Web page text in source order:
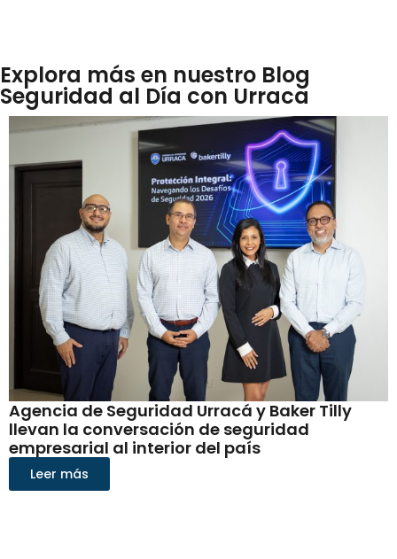
Explora más en nuestro Blog
Seguridad al Día con Urraca
Agencia de Seguridad Urracá y Baker Tilly
llevan la conversación de seguridad
empresarial al interior del país
Leer más